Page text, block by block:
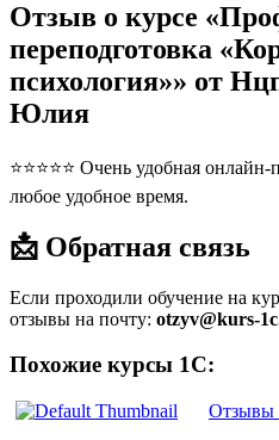
Отзыв о курсе
переподготовка
психология»» от
Юлия
⭐⭐⭐⭐⭐ Очень удобная
любое удобное время.
📩 Обратная связь
Если проходили обучение на
отзывы на почту: otzyv@kurs-
Похожие курсы 1С:
Отзывы